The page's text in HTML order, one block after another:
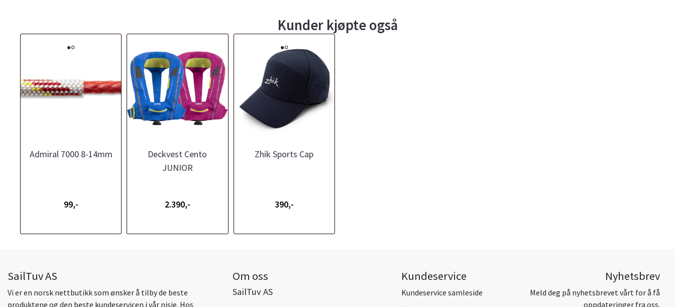
Kunder kjøpte også
Admiral 7000 8-14mm
99,-
Deckvest Cento
JUNIOR
2.390,-
Zhik Sports Cap
390,-
SailTuv AS
Vi er en norsk nettbutikk som ønsker å tilby de beste
produktene og den beste kundeservicen i vår nisje. Hos
Om oss
SailTuv AS
Kundeservice
Kundeservice samleside
Nyhetsbrev
Meld deg på nyhetsbrevet vårt for å få
oppdateringer fra oss.